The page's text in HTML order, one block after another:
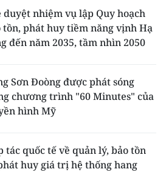
duyệt nhiệm vụ lập Quy hoạch
tồn, phát huy tiềm năng vịnh Hạ
đến năm 2035, tầm nhìn 2050
Sơn Đoòng được phát sóng
chương trình "60 Minutes" của
hình Mỹ
tác quốc tế về quản lý, bảo tồn
huy giá trị hệ thống hang